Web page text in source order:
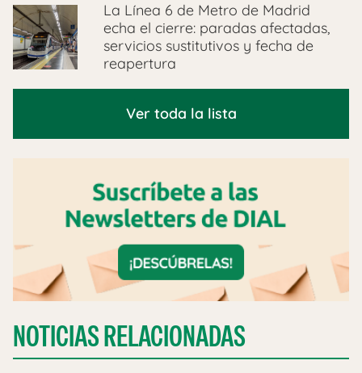
La Línea 6 de Metro de Madrid
echa el cierre: paradas afectadas,
servicios sustitutivos y fecha de
reapertura
Ver toda la lista
NOTICIAS RELACIONADAS